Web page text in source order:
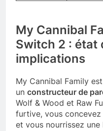
My Cannibal
Switch 2 : état
implications
My Cannibal Family
un constructeur de
Wolf & Wood et Raw
furtive, vous
et vous nourrissez